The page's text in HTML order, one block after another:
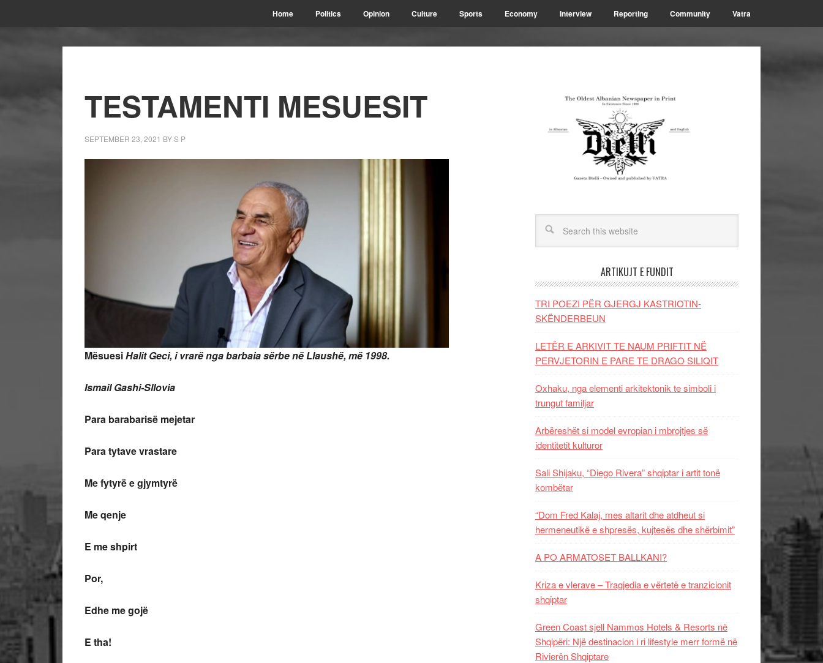
Home Politics Opinion Culture Sports Economy Interview Reporting Community Vatra
TESTAMENTI MESUESIT
SEPTEMBER 23, 2021 BYS P
MësuesiHalit Geci, i vrarë nga barbaia sërbe në Llaushë, më 1998.
Ismail Gashi-Sllovia
Para barabarisë mejetar
Para tytave vrastare
Me fytyrë e gjymtyrë
Me qenje
E me shpirt
Por,
Edhe me gojë
E tha!
ARTIKUJT E FUNDIT
TRI POEZI PËR GJERGJ KASTRIOTIN-
SKËNDERBEUN
LETËR E ARKIVIT TE NAUM PRIFTIT NË
PERVJETORIN E PARE TE DRAGO SILIQIT
Oxhaku, nga elementi arkitektonik te simboli i
trungut familjar
Arbëreshët si model evropian i mbrojtjes së
identitetit kulturor
Sali Shijaku, “Diego Rivera” shqiptar i artit tonë
kombëtar
“Dom Fred Kalaj, mes altarit dhe atdheut si
hermeneutikë e shpresës, kujtesës dhe shërbimit”
A PO ARMATOSET BALLKANI?
Kriza e vlerave – Tragjedia e vërtetë e tranzicionit
shqiptar
Green Coast sjell Nammos Hotels & Resorts në
Shqipëri: Një destinacion i ri lifestyle merr formë në
Rivierën Shqiptare